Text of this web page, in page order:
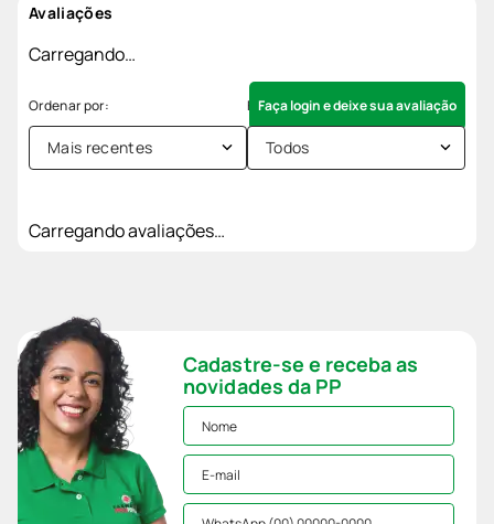
Avaliações
Carregando…
Faça login e deixe sua avaliação
Mais recentes Todos
Carregando avaliações…
Cadastre-se e receba as
novidades da PP